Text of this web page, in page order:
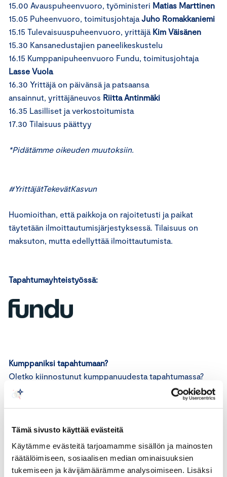
Tämä sivusto käyttää evästeitä
Käytämme evästeitä tarjoamamme sisällön ja mainosten
räätälöimiseen, sosiaalisen median ominaisuuksien
tukemiseen ja kävijämäärämme analysoimiseen. Lisäksi
15.00 Avauspuheenvuoro, työministeri Matias Marttinen
15.05 Puheenvuoro, toimitusjohtaja Juho Romakkaniemi
15.15 Tulevaisuuspuheenvuoro, yrittäjä Kim Väisänen
15.30 Kansanedustajien paneelikeskustelu
16.15 Kumppanipuheenvuoro Fundu, toimitusjohtaja
Lasse Vuola
16.30 Yrittäjä on päivänsä ja patsaansa
ansainnut, yrittäjäneuvos Riitta Antinmäki
16.35 Lasilliset ja verkostoitumista
17.30 Tilaisuus päättyy
*Pidätämme oikeuden muutoksiin.
#YrittäjätTekevätKasvun
Huomioithan, että paikkoja on rajoitetusti ja paikat
täytetään ilmoittautumisjärjestyksessä. Tilaisuus on
maksuton, mutta edellyttää ilmoittautumista.
Tapahtumayhteistyössä:
Kumppaniksi tapahtumaan?
Oletko kiinnostunut kumppanuudesta tapahtumassa?
Kumppanina saat näkyvyyttä, tavoitat kohderyhmän ja
pääset osaksi tapahtumaa. Ota yhteyttä myyntijohtaja
kumppanuus teidän tarpeisiinne sopivaksi.
Seuraamme tapahtumiemme hiilijalanjälkeä:
Olemme sitoutuneet vähentämään toimintamme